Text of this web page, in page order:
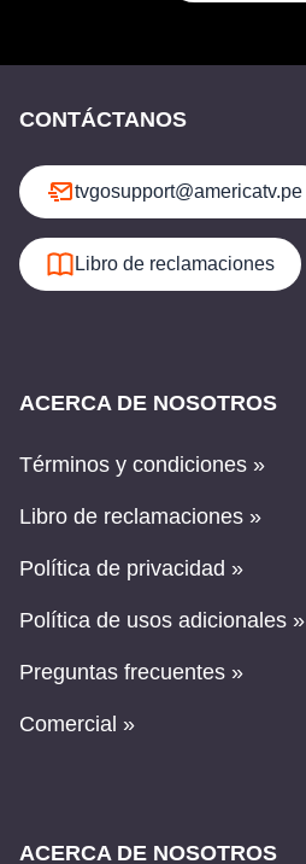
CONTÁCTANOS
tvgosupport@americatv.pe
Libro de reclamaciones
ACERCA DE NOSOTROS
Términos y condiciones »
Libro de reclamaciones »
Política de privacidad »
Política de usos adicionales »
Preguntas frecuentes »
Comercial »
ACERCA DE NOSOTROS